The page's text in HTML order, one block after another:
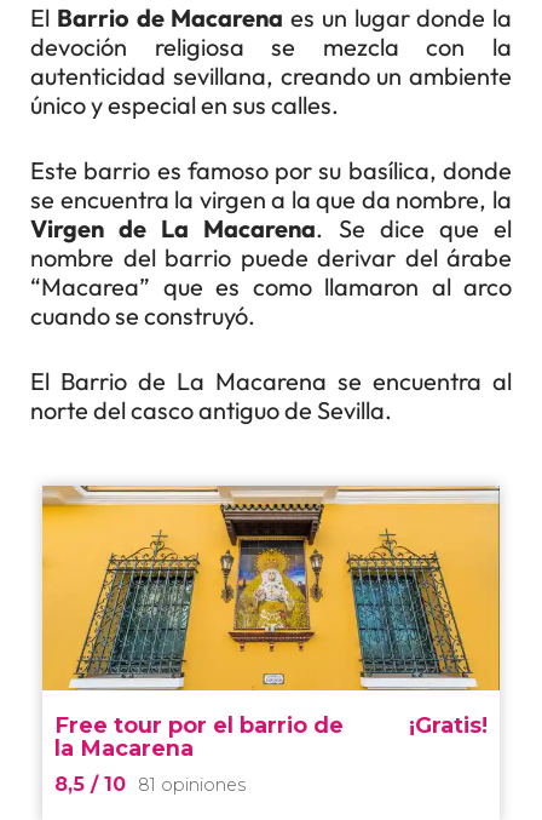
El Barrio de Macarena es un lugar donde la
devoción religiosa se mezcla con la
autenticidad sevillana, creando un ambiente
único y especial en sus calles.
Este barrio es famoso por su basílica, donde
se encuentra la virgen a la que da nombre, la
Virgen de La Macarena. Se dice que el
nombre del barrio puede derivar del árabe
“Macarea” que es como llamaron al arco
cuando se construyó.
El Barrio de La Macarena se encuentra al
norte del casco antiguo de Sevilla.